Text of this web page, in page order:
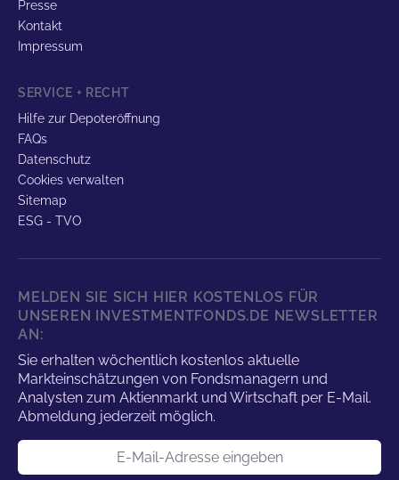
Presse
Kontakt
Impressum
SERVICE + RECHT
Hilfe zur Depoteröffnung
FAQs
Datenschutz
Cookies verwalten
Sitemap
ESG - TVO
MELDEN SIE SICH HIER KOSTENLOS FÜR
UNSEREN INVESTMENTFONDS.DE NEWSLETTER
AN:
Sie erhalten wöchentlich kostenlos aktuelle
Markteinschätzungen von Fondsmanagern und
Analysten zum Aktienmarkt und Wirtschaft per E-Mail.
Abmeldung jederzeit möglich.
E-Mail-Adresse